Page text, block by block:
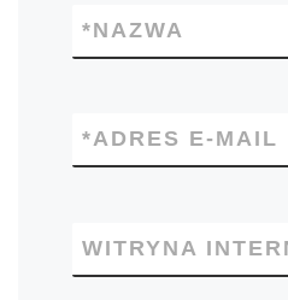
NAZWA
*
ADRES E-MAIL
*
WITRYNA